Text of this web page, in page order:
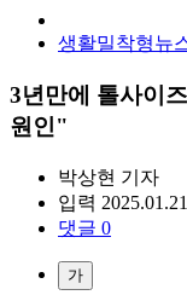
생활밀착형뉴
3년만에 톨사이
원인"
박상현 기자
입력
댓글 0
가